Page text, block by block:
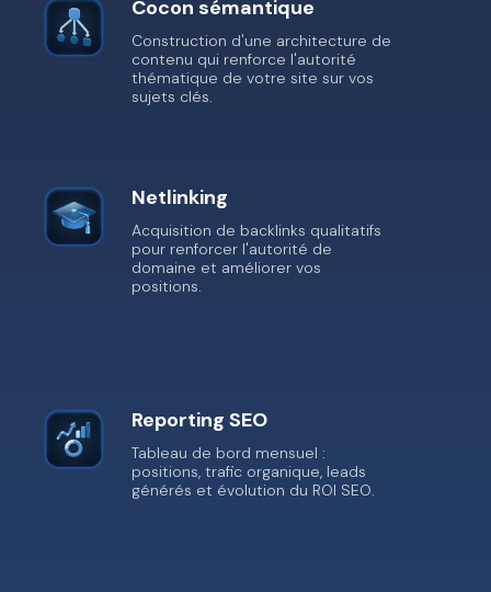
Cocon sémantique
Construction d'une architecture de
contenu qui renforce l'autorité
thématique de votre site sur vos
sujets clés.
Netlinking
Acquisition de backlinks qualitatifs
pour renforcer l'autorité de
domaine et améliorer vos
positions.
Reporting SEO
Tableau de bord mensuel :
positions, trafic organique, leads
générés et évolution du ROI SEO.